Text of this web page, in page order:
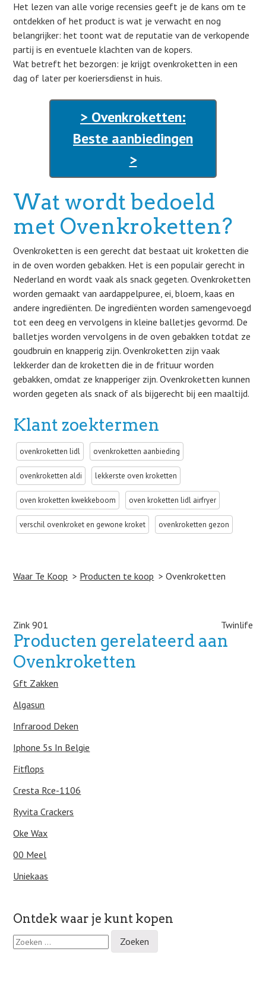
Het lezen van alle vorige recensies geeft je de kans om te
ontdekken of het product is wat je verwacht en nog
belangrijker: het toont wat de reputatie van de verkopende
partij is en eventuele klachten van de kopers.
Wat betreft het bezorgen: je krijgt ovenkroketten in een
dag of later per koeriersdienst in huis.
> Ovenkroketten:
Beste aanbiedingen
>
Wat wordt bedoeld
met Ovenkroketten?
Ovenkroketten is een gerecht dat bestaat uit kroketten die
in de oven worden gebakken. Het is een populair gerecht in
Nederland en wordt vaak als snack gegeten. Ovenkroketten
worden gemaakt van aardappelpuree, ei, bloem, kaas en
andere ingrediënten. De ingrediënten worden samengevoegd
tot een deeg en vervolgens in kleine balletjes gevormd. De
balletjes worden vervolgens in de oven gebakken totdat ze
goudbruin en knapperig zijn. Ovenkroketten zijn vaak
lekkerder dan de kroketten die in de frituur worden
gebakken, omdat ze knapperiger zijn. Ovenkroketten kunnen
worden gegeten als snack of als bijgerecht bij een maaltijd.
Klant zoektermen
ovenkroketten lidl ovenkroketten aanbieding
ovenkroketten aldi lekkerste oven kroketten
oven kroketten kwekkeboom oven kroketten lidl airfryer
verschil ovenkroket en gewone kroket ovenkroketten gezon
Waar Te Koop Producten te koop Ovenkroketten
Post navigation
Zink 901 Twinlife
Producten gerelateerd aan
Ovenkroketten
Gft Zakken
Algasun
Infrarood Deken
Iphone 5s In Belgie
Fitflops
Cresta Rce-1106
Ryvita Crackers
Oke Wax
00 Meel
Uniekaas
Ontdek waar je kunt kopen
Z
o